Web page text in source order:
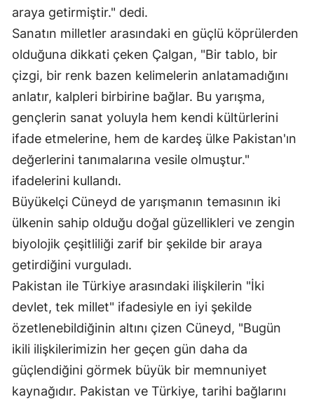
İstanbul
İzmir
Kars
Kayseri
Kırşehir
Kocaeli
Kütahya
Malatya
Manisa
Kahramanmaraş
araya getirmiştir." dedi.
Sanatın milletler arasındaki en güçlü köprülerden
olduğuna dikkati çeken Çalgan, "Bir tablo, bir
çizgi, bir renk bazen kelimelerin anlatamadığını
anlatır, kalpleri birbirine bağlar. Bu yarışma,
gençlerin sanat yoluyla hem kendi kültürlerini
ifade etmelerine, hem de kardeş ülke Pakistan'ın
değerlerini tanımalarına vesile olmuştur."
ifadelerini kullandı.
Büyükelçi Cüneyd de yarışmanın temasının iki
ülkenin sahip olduğu doğal güzellikleri ve zengin
biyolojik çeşitliliği zarif bir şekilde bir araya
getirdiğini vurguladı.
Pakistan ile Türkiye arasındaki ilişkilerin "İki
devlet, tek millet" ifadesiyle en iyi şekilde
özetlenebildiğinin altını çizen Cüneyd, "Bugün
ikili ilişkilerimizin her geçen gün daha da
güçlendiğini görmek büyük bir memnuniyet
kaynağıdır. Pakistan ve Türkiye, tarihi bağlarını